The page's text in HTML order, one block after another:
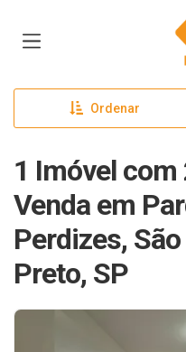
Ordenar
1 Imóvel com
Venda em
Perdizes,
Preto, SP